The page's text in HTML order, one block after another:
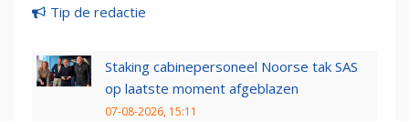
Tip de redactie
Staking cabinepersoneel Noorse tak SAS
op laatste moment afgeblazen
07-08-2026, 15:11